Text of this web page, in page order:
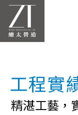
工程實
精湛工藝，